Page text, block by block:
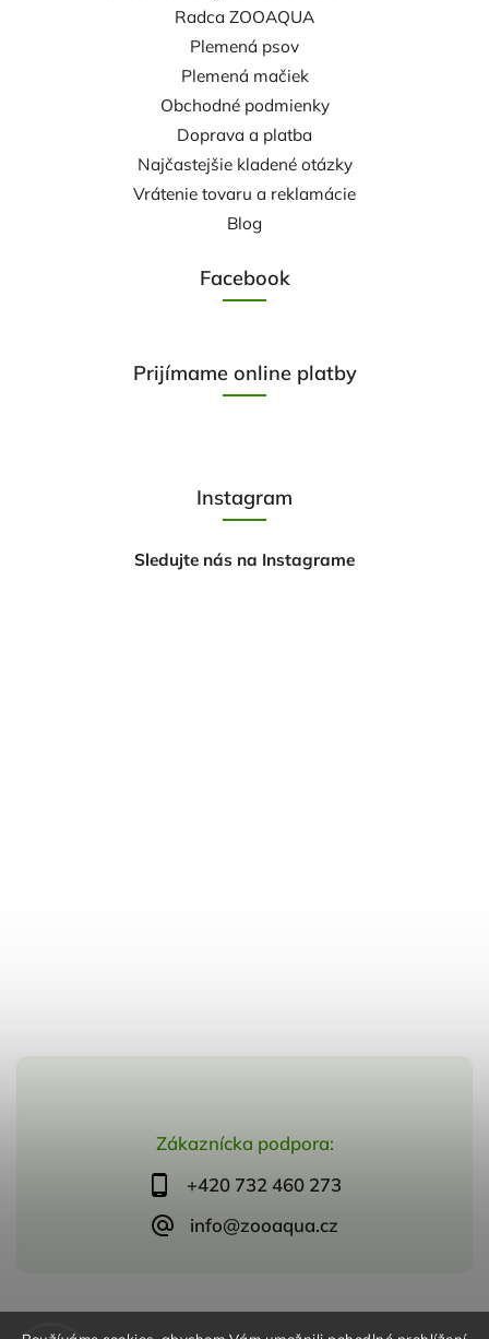
Zákaznícka podpora:
+420 732 460 273
info@zooaqua.cz
Radca ZOOAQUA
Plemená psov
Plemená mačiek
Obchodné podmienky
Doprava a platba
Najčastejšie kladené otázky
Vrátenie tovaru a reklamácie
Blog
Facebook
Prijímame online platby
Instagram
Sledujte nás na Instagrame